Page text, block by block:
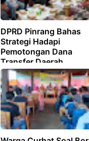
DPRD Pinrang Bahas
Strategi Hadapi
Pemotongan Dana
Transfer Daerah